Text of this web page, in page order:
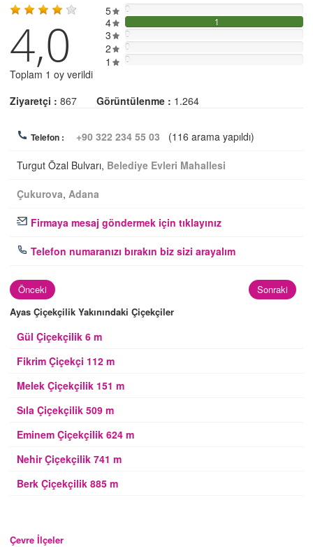
4,0
Toplam 1 oy verildi
5 0
4 1
3 0
2 0
1 0
Ziyaretçi : 867 Görüntülenme : 1.264
Telefon : +90 322 234 55 03 (116 arama yapıldı)
Turgut Özal Bulvarı, Belediye Evleri Mahallesi
Çukurova, Adana
Firmaya mesaj göndermek için tıklayınız
Telefon numaranızı bırakın biz sizi arayalım
Önceki
Sonraki
Ayas Çiçekçilik Yakınındaki Çiçekçiler
Gül Çiçekçilik 6 m
Fikrim Çiçekçi 112 m
Melek Çiçekçilik 151 m
Sıla Çiçekçilik 509 m
Eminem Çiçekçilik 624 m
Nehir Çiçekçilik 741 m
Berk Çiçekçilik 885 m
Çevre İlçeler